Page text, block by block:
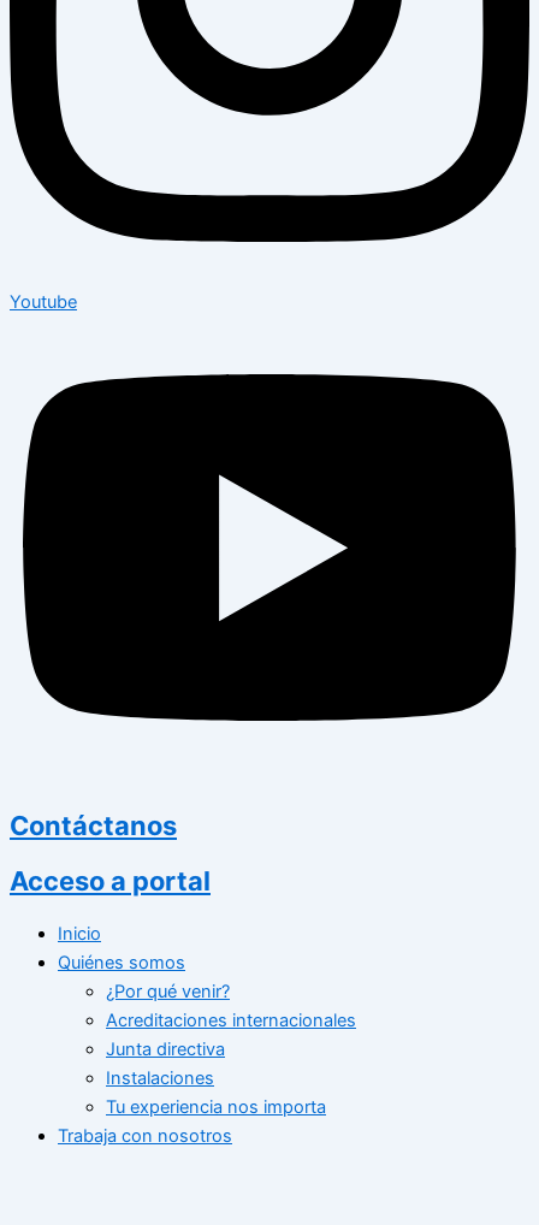
Youtube
Contáctanos
Acceso a portal
Inicio
Quiénes somos
¿Por qué venir?
Acreditaciones internacionales
Junta directiva
Instalaciones
Tu experiencia nos importa
Trabaja con nosotros